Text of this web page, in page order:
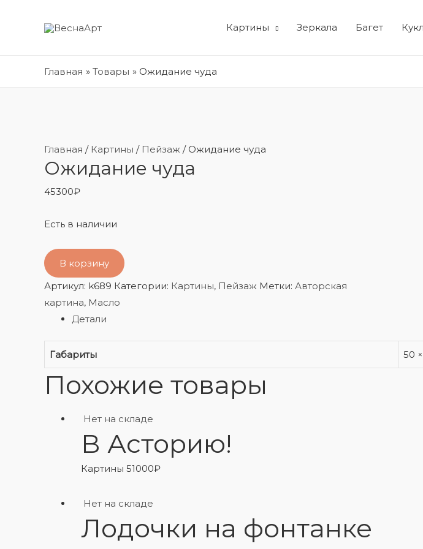
Картины Зеркала Багет
Главная Товары Ожидание чуда
Главная / Картины / Пейзаж / Ожидание чуда
Ожидание чуда
45300₽
Есть в наличии
В корзину
Артикул: k689 Категории: Картины, Пейзаж Метки: Авторская
картина, Масло
Детали
Габариты 50
Похожие товары
Нет на складе
В Асторию!
Картины 51000₽
Нет на складе
Лодочки на фонтанке